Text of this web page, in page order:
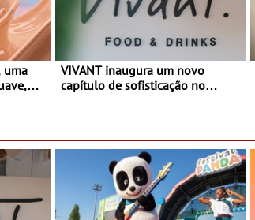
uma
VIVANT inaugura um novo
capítulo de sofisticação no
gastronomia mediterrânica,
cocktails de assinatura e música